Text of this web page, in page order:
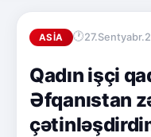
ASIA
Qadın işçi
Əfqanıstan